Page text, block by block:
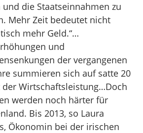
die Staatseinnahmen zu
Mehr Zeit bedeutet nicht
mehr Geld.“…
und
der vergangenen
summieren sich auf satte 20
der Wirtschaftsleistung…Doch
werden noch härter für
Bis 2013, so Laura
Ökonomin bei der irischen